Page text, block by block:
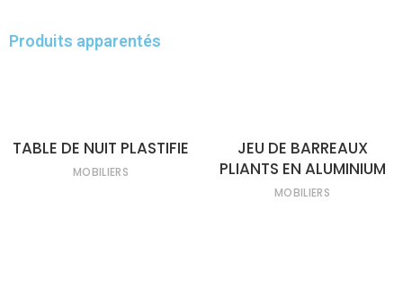
Produits apparentés
LIRE LA SUITE
TABLE DE NUIT PLASTIFIE
MOBILIERS
LIRE LA SUITE
JEU DE BARREAUX
PLIANTS EN ALUMINIUM
MOBILIERS